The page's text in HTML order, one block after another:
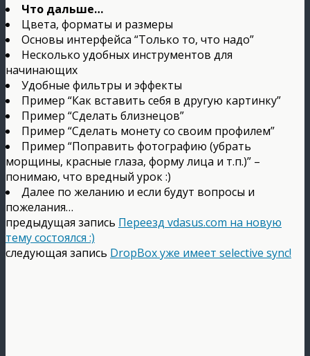
Что дальше…
Цвета, форматы и размеры
Основы интерфейса “Только то, что надо”
Несколько удобных инструментов для
начинающих
Удобные фильтры и эффекты
Пример “Как вставить себя в другую картинку”
Пример “Сделать близнецов”
Пример “Сделать монету со своим профилем”
Пример “Поправить фотографию (убрать
морщины, красные глаза, форму лица и т.п.)” –
понимаю, что вредный урок :)
Далее по желанию и если будут вопросы и
пожелания…
предыдущая запись Переезд vdasus.com на новую
тему состоялся :)
следующая запись DropBox уже имеет selective sync!